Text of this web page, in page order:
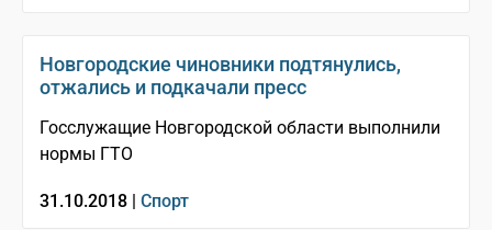
Новгородские чиновники подтянулись,
отжались и подкачали пресс
Госслужащие Новгородской области выполнили
нормы ГТО
31.10.2018 | Спорт